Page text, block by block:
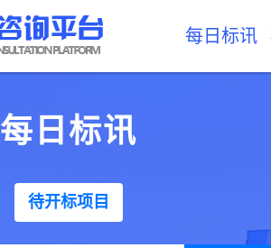
每日标讯
每日标讯
待开标项目